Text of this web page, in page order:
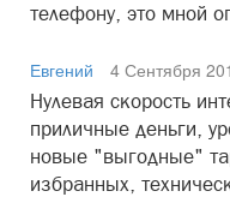
телефону, это мной
Евгений
4 Сентября
Нулевая скорость
приличные деньги,
новые "выгодные"
избранных,